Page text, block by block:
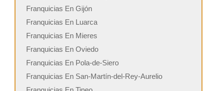
Franquicias En Gijón
Franquicias En Luarca
Franquicias En Mieres
Franquicias En Oviedo
Franquicias En Pola-de-Siero
Franquicias En San-Martín-del-Rey-Aurelio